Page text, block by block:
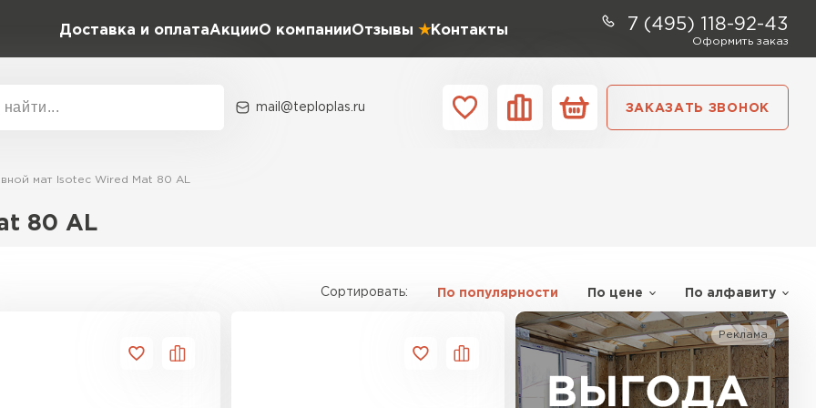
Доставка и оплатаАкцииО компанииОтзывы Контакты 7 (495) 118-92-43
Оформить заказ
mail@teploplas.ru ЗАКАЗАТЬ ЗВОНОК
мат Isotec Wired Mat 80 AL
80 AL
Сортировать: По популярности По цене По алфавиту
Реклама
Контакты
Утеплитель Дирок